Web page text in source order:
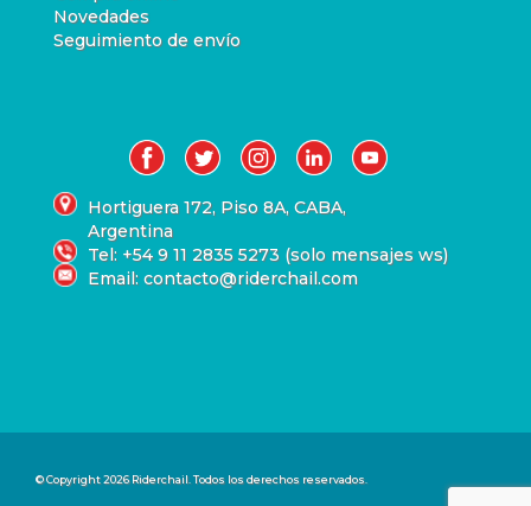
Novedades
Seguimiento de envío
Hortiguera 172, Piso 8A, CABA,
Argentina
Tel: +54 9 11 2835 5273 (solo mensajes ws)
Email: contacto@riderchail.com
© Copyright 2026 Riderchail. Todos los derechos reservados.